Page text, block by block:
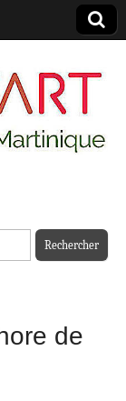
de